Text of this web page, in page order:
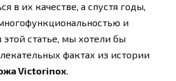
в их качестве, а спустя годы,
и
статье, мы хотели бы
фактах из истории
Victorinox.